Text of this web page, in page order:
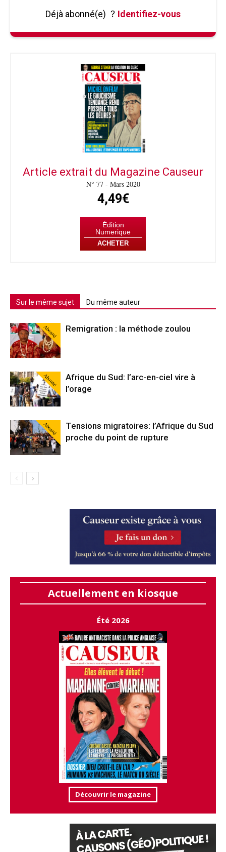
Déjà abonné(e) ? Identifiez-vous
Article extrait du Magazine Causeur
N° 77 - Mars 2020
4,49€
Édition
Numerique
ACHETER
Sur le même sujet Du même auteur
Abonné Remigration : la méthode zoulou
Abonné
Afrique du Sud: l’arc-en-ciel vire à
l’orage
Abonné
Tensions migratoires: l’Afrique du Sud
proche du point de rupture
Actuellement en kiosque
Été 2026
Découvrir le magazine